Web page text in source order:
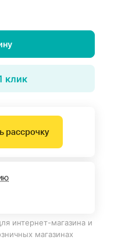
клик
интернет-магазина и
магазинах